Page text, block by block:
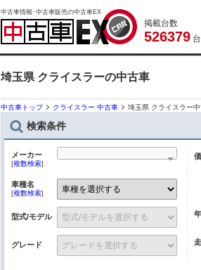
中古車情報･中古車販売の中古車EX
掲載台数
526379
埼玉県 クライスラーの中古車
中古車トップ クライスラー 中古車 埼玉県 クライスラー
検索条件
メーカー
[複数検索]
車種名
[複数検索]
型式/モデル
グレード